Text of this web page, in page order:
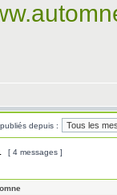
depuis :
[ 4 messages ]